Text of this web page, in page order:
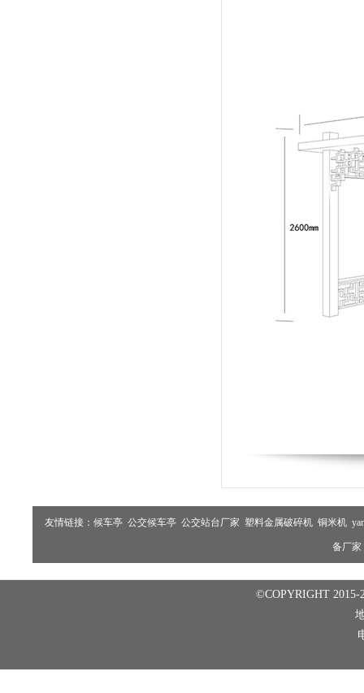
友情链接： 候车亭 公交候车亭 公交站台厂家 塑料金属破碎机 铜米机
备厂家
©COPYRIGHT 2015-